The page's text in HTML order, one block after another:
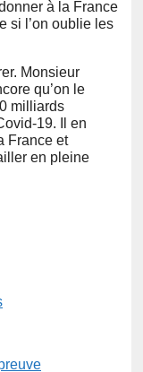
à la France
si l’on oublie les
Monsieur
qu’on le
milliards
19. Il en
France et
en pleine